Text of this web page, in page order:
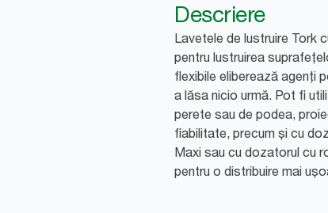
Descriere
Lavetele de lustruire Tork
pentru lustruirea
flexibile eliberează agenți
a lăsa nicio urmă. Pot fi
perete sau de podea,
fiabilitate, precum și cu
Maxi sau cu dozatorul cu
pentru o distribuire mai